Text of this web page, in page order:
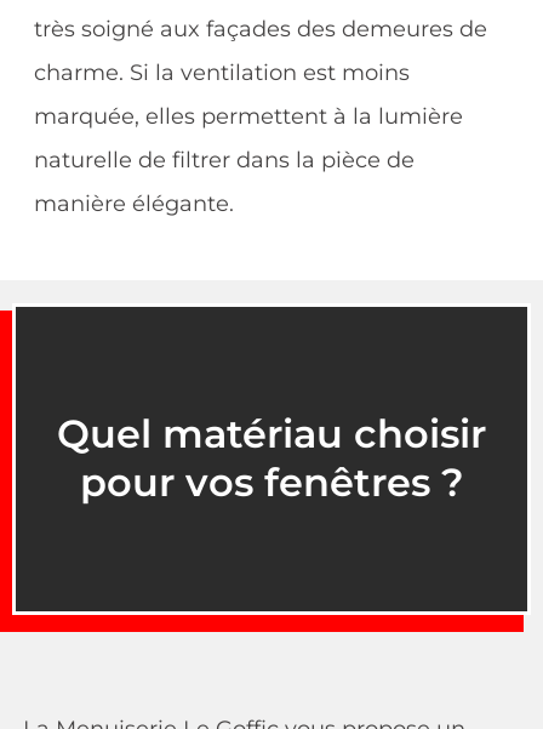
très soigné aux façades des demeures de
charme. Si la ventilation est moins
marquée, elles permettent à la lumière
naturelle de filtrer dans la pièce de
manière élégante.
Quel matériau choisir
pour vos fenêtres ?